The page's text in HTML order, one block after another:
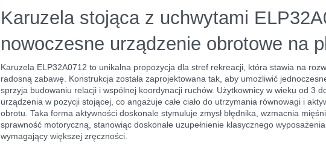
Karuzela stojąca z uchwytami
nowoczesne urządzenie obrotowe na
Karuzela ELP32A0712 to unikalna propozycja dla stref rekreacji, która stawia na
radosną zabawę. Konstrukcja została zaprojektowana tak, aby umożliwić
sprzyja budowaniu relacji i wspólnej koordynacji ruchów. Użytkownicy w wieku od 3
urządzenia w pozycji stojącej, co angażuje całe ciało do utrzymania równowagi i
obrotu. Taka forma aktywności doskonale stymuluje zmysł błędnika, wzmacnia
sprawność motoryczną, stanowiąc doskonałe uzupełnienie klasycznego
wymagający większej zręczności.